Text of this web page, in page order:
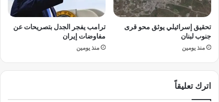
ي
ع
ل
ى
أ
ا
ن
تحقيق إسرائيلي يوثق محو قرى
جنوب لبنان
منذ يومين
ترامب يفجر الجدل بتصريحات عن
مفاوضات إيران
منذ يومين
اترك تعليقاً